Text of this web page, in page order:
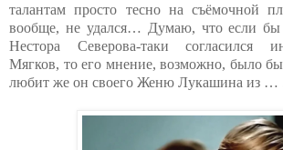
талантам просто тесно на съёмочной
вообще, не удался… Думаю, что если бы
Нестора Северова-таки согласился
Мягков, то его мнение, возможно, было
любит же он своего Женю Лукашина из …